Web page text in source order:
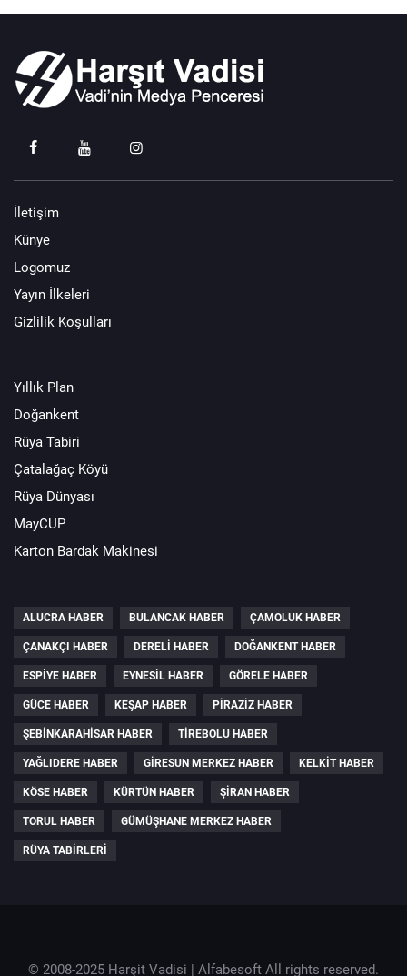
İletişim
Künye
Logomuz
Yayın İlkeleri
Gizlilik Koşulları
Yıllık Plan
Doğankent
Rüya Tabiri
Çatalağaç Köyü
Rüya Dünyası
MayCUP
Karton Bardak Makinesi
ALUCRA HABER BULANCAK HABER ÇAMOLUK HABER
ÇANAKÇI HABER DERELI HABER DOĞANKENT HABER
ESPIYE HABER EYNESIL HABER GÖRELE HABER
GÜCE HABER KEŞAP HABER PIRAZIZ HABER
ŞEBINKARAHISAR HABER TIREBOLU HABER
YAĞLIDERE HABER GIRESUN MERKEZ HABER KELKIT HABER
KÖSE HABER KÜRTÜN HABER ŞIRAN HABER
TORUL HABER GÜMÜŞHANE MERKEZ HABER
RÜYA TABIRLERI
© 2008-2025 Harşit Vadisi | Alfabesoft All rights reserved.